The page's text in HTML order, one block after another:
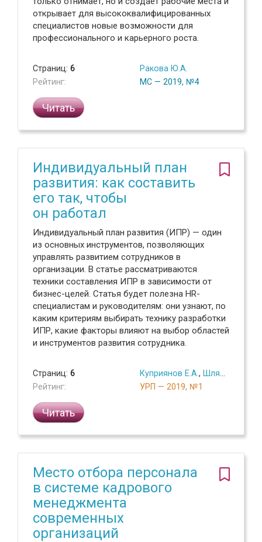
открывает для высококвалифицированных
специалистов новые возможности для
профессионального и карьерного роста.
Страниц: 6
Рейтинг:
Ракова Ю.А.
МС — 2019, №4
Читать
Индивидуальный план
развития: как составить
его так, чтобы
он работал
Индивидуальный план развития (ИПР) — один
из основных инструментов, позволяющих
управлять развитием сотрудников в
организации. В статье рассматриваются
техники составления ИПР в зависимости от
бизнес-целей. Статья будет полезна HR-
специалистам и руководителям: они узнают, по
каким критериям выбирать технику разработки
ИПР, какие факторы влияют на выбор областей
и инструментов развития сотрудника.
Страниц: 6
Рейтинг:
Куприянов Е.А. , Шляпкин Р.С.
УРП — 2019, №1
Читать
Место отбора персонала
в системе кадрового
менеджмента
современных
организаций